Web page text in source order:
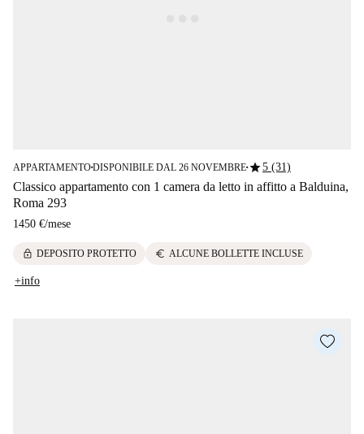
APPARTAMENTO■DISPONIBILE DAL 26 NOVEMBRE■star5 (31)
Classico appartamento con 1 camera da letto in affitto a Balduina,
Roma 293
1450 €/mese
lock DEPOSITO PROTETTO euro ALCUNE BOLLETTE INCLUSE
+info